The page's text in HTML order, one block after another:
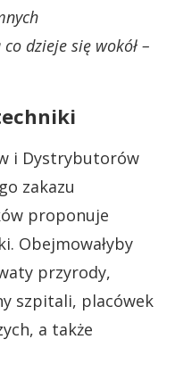
dzieje się wokół –
i Dystrybutorów
zakazu
proponuje
Obejmowałyby
przyrody,
szpitali, placówek
a także